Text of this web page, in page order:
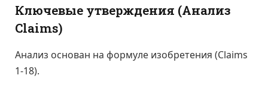
Ключевые утверждения (Анализ
Claims)
Анализ основан на формуле изобретения (Claims
1-18).